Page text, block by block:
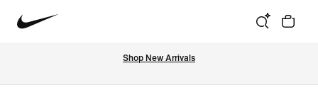
Shop New Arrivals